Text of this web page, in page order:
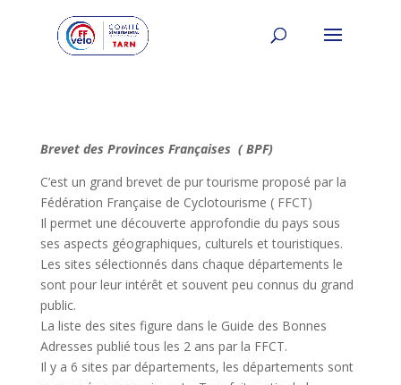
Brevet des Provinces Françaises ( BPF)
C’est un grand brevet de pur tourisme proposé par la
Fédération Française de Cyclotourisme ( FFCT)
Il permet une découverte approfondie du pays sous
ses aspects géographiques, culturels et touristiques.
Les sites sélectionnés dans chaque départements le
sont pour leur intérêt et souvent peu connus du grand
public.
La liste des sites figure dans le Guide des Bonnes
Adresses publié tous les 2 ans par la FFCT.
Il y a 6 sites par départements, les départements sont